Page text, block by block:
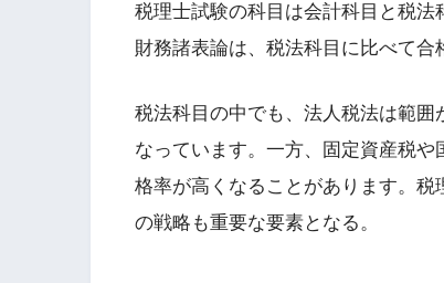
税理士試験の科目は会計科目と税
財務諸表論は、税法科目に比べて合
税法科目の中でも、法人税法は範囲
なっています。一方、固定資産税
格率が高くなることがあります。
の戦略も重要な要素となる。